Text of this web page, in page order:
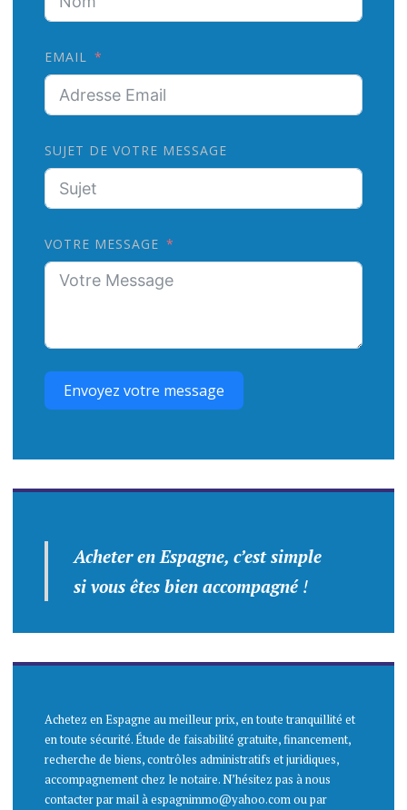
EMAIL
SUJET DE VOTRE MESSAGE
VOTRE MESSAGE
Envoyez votre message
Acheter en Espagne, c’est simple
si vous êtes bien accompagné!
Achetez en Espagne au meilleur prix, en toute tranquillité et
en toute sécurité. Étude de faisabilité gratuite, financement,
recherche de biens, contrôles administratifs et juridiques,
accompagnement chez le notaire. N’hésitez pas à nous
contacter par mail à espagnimmo@yahoo.com ou par